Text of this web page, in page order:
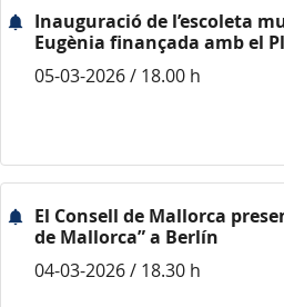
Inauguració de l’escoleta
Eugènia finançada amb el
05-03-2026 / 18.00 h
El Consell de Mallorca
de Mallorca” a Berlín
04-03-2026 / 18.30 h